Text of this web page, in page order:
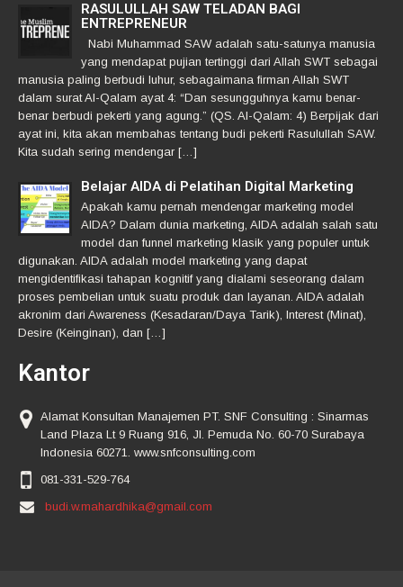
RASULULLAH SAW TELADAN BAGI
ENTREPRENEUR
Nabi Muhammad SAW adalah satu-satunya manusia
yang mendapat pujian tertinggi dari Allah SWT sebagai
manusia paling berbudi luhur, sebagaimana firman Allah SWT
dalam surat Al-Qalam ayat 4: “Dan sesungguhnya kamu benar-
benar berbudi pekerti yang agung.” (QS. Al-Qalam: 4) Berpijak dari
ayat ini, kita akan membahas tentang budi pekerti Rasulullah SAW.
Kita sudah sering mendengar […]
Belajar AIDA di Pelatihan Digital Marketing
Apakah kamu pernah mendengar marketing model
AIDA? Dalam dunia marketing, AIDA adalah salah satu
model dan funnel marketing klasik yang populer untuk
digunakan. AIDA adalah model marketing yang dapat
mengidentifikasi tahapan kognitif yang dialami seseorang dalam
proses pembelian untuk suatu produk dan layanan. AIDA adalah
akronim dari Awareness (Kesadaran/Daya Tarik), Interest (Minat),
Desire (Keinginan), dan […]
Kantor
Alamat Konsultan Manajemen PT. SNF Consulting : Sinarmas
Land Plaza Lt 9 Ruang 916, Jl. Pemuda No. 60-70 Surabaya
Indonesia 60271. www.snfconsulting.com
081-331-529-764
budi.w.mahardhika@gmail.com